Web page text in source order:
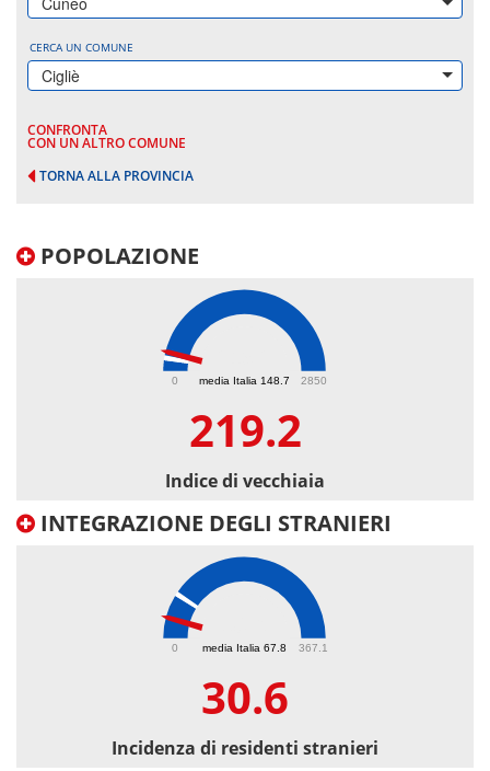
CERCA UN COMUNE
Cigliè
CONFRONTA
CON UN ALTRO COMUNE
TORNA ALLA PROVINCIA
POPOLAZIONE
media Italia 148.7
0 2850
219.2
Indice di vecchiaia
INTEGRAZIONE DEGLI STRANIERI
media Italia 67.8
0 367.1
30.6
Incidenza di residenti stranieri